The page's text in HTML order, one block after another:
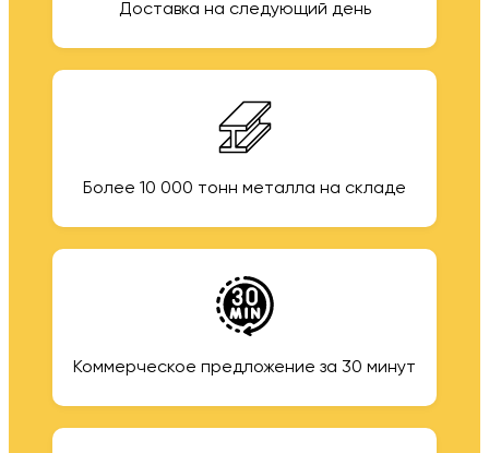
Доставка на следующий день
Более 10 000 тонн металла на складе
Коммерческое предложение за 30 минут